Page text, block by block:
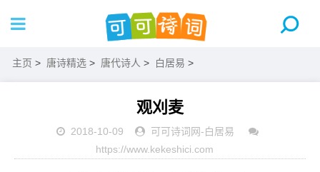
主页 > 唐诗精选 > 唐代诗人 > 白居易 >
观刈麦
2018-10-09 可可诗词网-白居易
https://www.kekeshici.com